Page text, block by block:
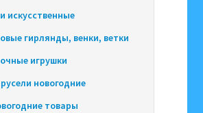
искусственные
гирлянды, венки, ветки
игрушки
новогодние
товары